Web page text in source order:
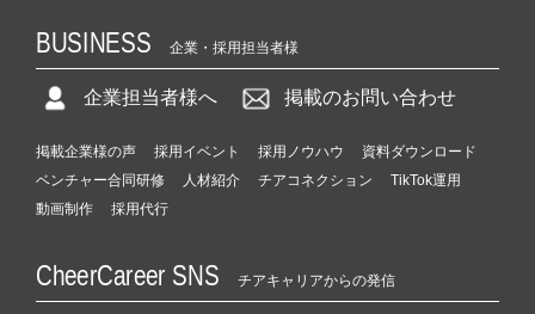
BUSINESS 企業・採用担当者様
企業担当者様へ 掲載のお問い合わせ
掲載企業様の声 採用イベント 採用ノウハウ
資料ダウンロード
ベンチャー合同研修
人材紹介 チアコネクション
TikTok運用
動画制作
採用代行
CheerCareer SNS チアキャリアからの発信